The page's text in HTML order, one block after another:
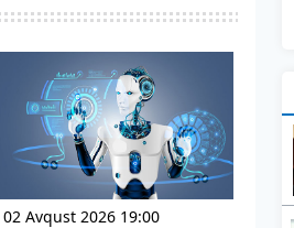
02 Avqust 2026 19:00